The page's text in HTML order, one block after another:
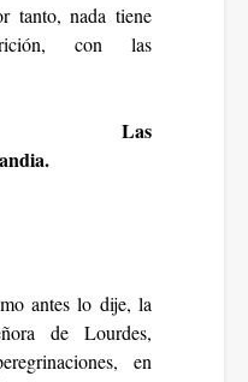
tanto, nada tiene
con las
antes lo dije, la
de Lourdes,
en